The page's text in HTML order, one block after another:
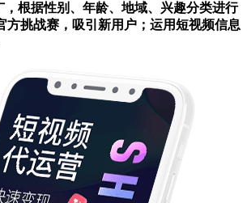
，根据性别、年龄、地域、兴趣分类进行
方挑战赛，吸引新用户；运用短视频信息